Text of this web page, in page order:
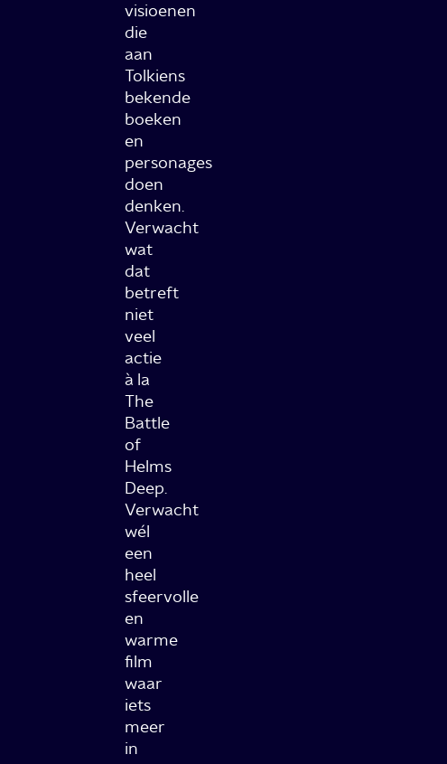
visioenen
die
aan
Tolkiens
bekende
boeken
en
personages
doen
denken.
Verwacht
wat
dat
betreft
niet
veel
actie
à la
The
Battle
of
Helms
Deep.
Verwacht
wél
een
heel
sfeervolle
en
warme
film
waar
iets
meer
in